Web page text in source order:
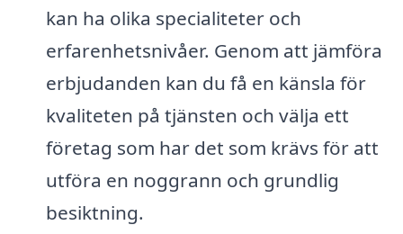
kan ha olika specialiteter och
erfarenhetsnivåer. Genom att jämföra
erbjudanden kan du få en känsla för
kvaliteten på tjänsten och välja ett
företag som har det som krävs för att
utföra en noggrann och grundlig
besiktning.